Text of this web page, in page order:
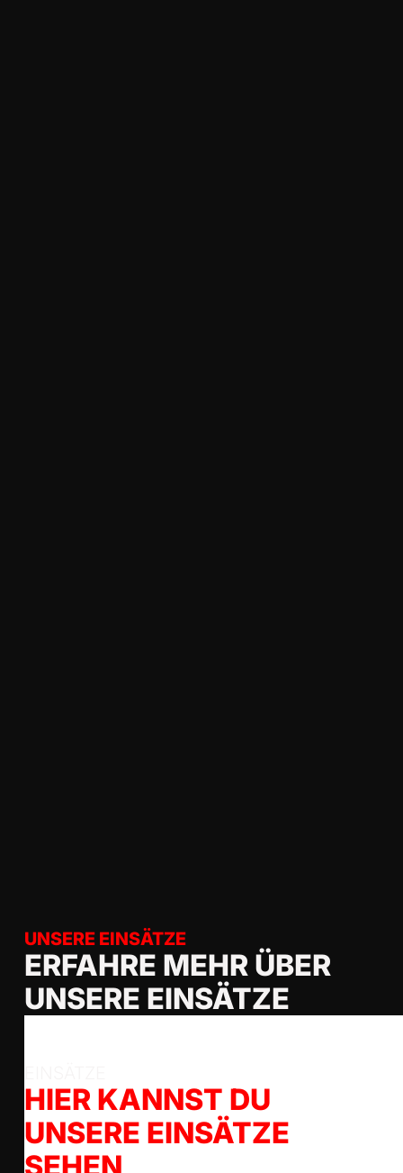
UNSERE EINSÄTZE
ERFAHRE MEHR ÜBER
UNSERE EINSÄTZE
HIER KANNST DU
UNSERE EINSÄTZE